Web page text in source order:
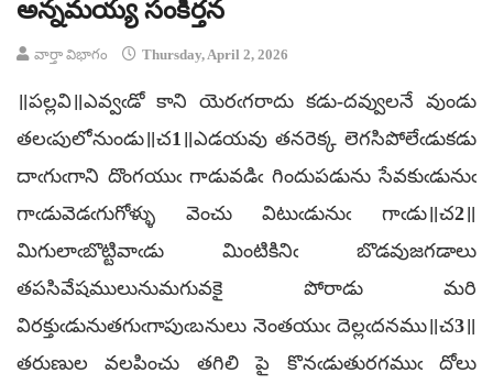
అన్నమయ్య సంకీర్తన
వార్తా విభాగం Thursday, April 2, 2026
॥పల్లవి॥ఎవ్వఁడో కాని యెరఁగరాదు కడు-దవ్వులనే వుండు
తలఁపులోనుండు॥చ1॥ఎడయవు తనరెక్క లెగసిపోలేఁడుకడు
దాఁగుఁగాని దొంగయుఁ గాడువడిఁ గిందుపడును సేవకుఁడునుఁ
గాఁడువెడఁగుగోళ్ళు వెంచు విటుఁడునుఁ గాఁడు॥చ2॥
మిగులాఁబొట్టివాఁడు మింటికినిఁ బొడవుజగడాలు
తపసివేషములునుమగువకై పోరాడు మరి
విరక్తుఁడునుతగుఁగాపుఁబనులు నెంతయుఁ దెల్లఁదనము॥చ3॥
తరుణుల వలపించు తగిలి పై కొనఁడుతురగముఁ దోలు